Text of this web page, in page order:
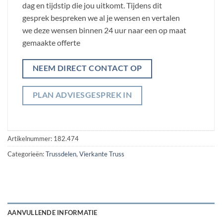
dag en tijdstip die jou uitkomt. Tijdens dit
gesprek bespreken we al je wensen en vertalen
we deze wensen binnen 24 uur naar een op maat
gemaakte offerte
NEEM DIRECT CONTACT OP
PLAN ADVIESGESPREK IN
Artikelnummer: 182.474
Categorieën:Trussdelen, Vierkante Truss
AANVULLENDE INFORMATIE